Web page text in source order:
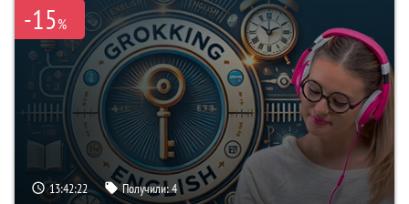
-15%
13:42:21 Получили:4